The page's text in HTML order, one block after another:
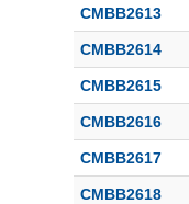
CMBB2613
CMBB2614
CMBB2615
CMBB2616
CMBB2617
CMBB2618
Công cụ đầu tư
Truyền thông tài chính
Dữ liệu tài chính